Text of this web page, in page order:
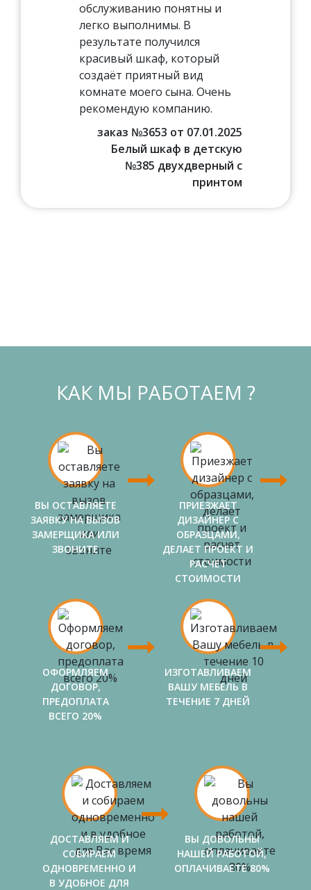
обслуживанию понятны и
легко выполнимы. В
результате получился
красивый шкаф, который
создаёт приятный вид
комнате моего сына. Очень
рекомендую компанию.
заказ №3653 от 07.01.2025
Белый шкаф в детскую
№385 двухдверный с
принтом
КАК МЫ РАБОТАЕМ ?
ВЫ ОСТАВЛЯЕТЕ
ЗАЯВКУ НА ВЫЗОВ
ЗАМЕРЩИКА ИЛИ
ЗВОНИТЕ
ПРИЕЗЖАЕТ
ДИЗАЙНЕР С
ОБРАЗЦАМИ,
ДЕЛАЕТ ПРОЕКТ И
РАСЧЕТ
СТОИМОСТИ
ОФОРМЛЯЕМ
ДОГОВОР,
ПРЕДОПЛАТА
ВСЕГО 20%
ИЗГОТАВЛИВАЕМ
ВАШУ МЕБЕЛЬ В
ТЕЧЕНИЕ 7 ДНЕЙ
ДОСТАВЛЯЕМ И
СОБИРАЕМ
ОДНОВРЕМЕННО И
В УДОБНОЕ ДЛЯ
ВЫ ДОВОЛЬНЫ
НАШЕЙ РАБОТОЙ,
ОПЛАЧИВАЕТЕ 80%